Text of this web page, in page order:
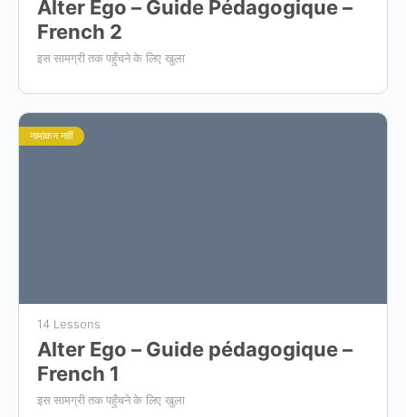
Alter Ego – Guide Pédagogique –
French 2
इस सामग्री तक पहुँचने के लिए खुला
नामांकन नहीं
14 Lessons
Alter Ego – Guide pédagogique –
French 1
इस सामग्री तक पहुँचने के लिए खुला